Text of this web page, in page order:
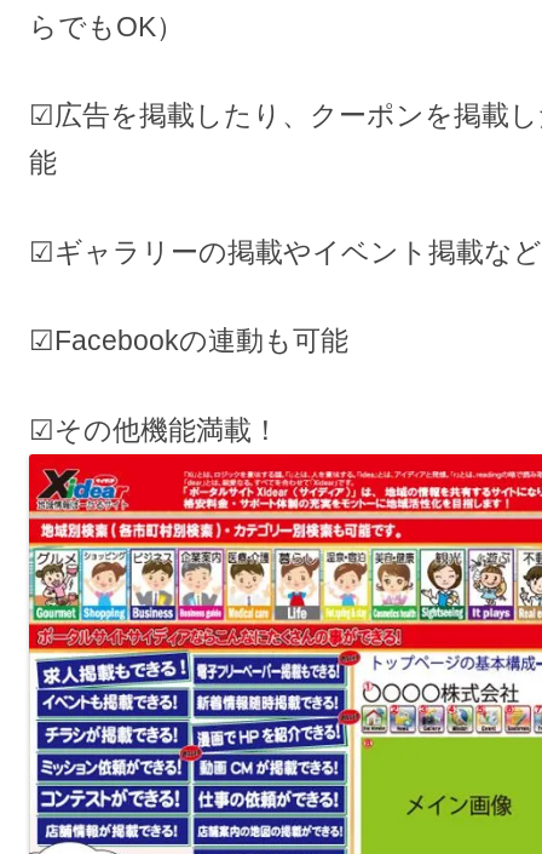
らでもOK）
☑広告を掲載したり、クーポンを掲載
能
☑ギャラリーの掲載やイベント掲載な
☑Facebookの連動も可能
☑その他機能満載！